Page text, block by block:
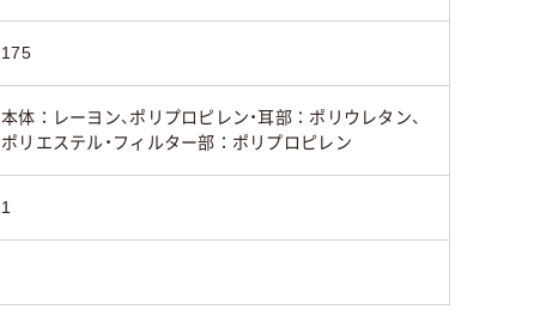
175
本体：レーヨン、ポリプロピレン・耳部：ポリウレタン、
ポリエステル・フィルター部：ポリプロピレン
1